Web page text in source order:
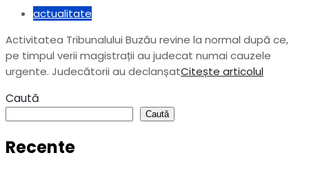
actualitate
Activitatea Tribunalului Buzău revine la normal după ce,
pe timpul verii magistrații au judecat numai cauzele
urgente. Judecătorii au declanșatCitește articolul
Caută
Caută
Recente